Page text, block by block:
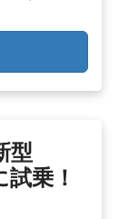
型
乗！